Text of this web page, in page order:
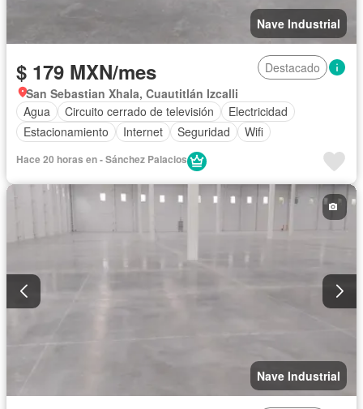
Nave Industrial
$ 179 MXN/mes
Destacado
San Sebastian Xhala, Cuautitlán Izcalli
Agua
Circuito cerrado de televisión
Electricidad
Estacionamiento
Internet Seguridad Wifi
Hace 20 horas en - Sánchez Palacios
Nave Industrial